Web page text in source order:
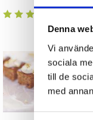
Denna
Vi
sociala
till de
med